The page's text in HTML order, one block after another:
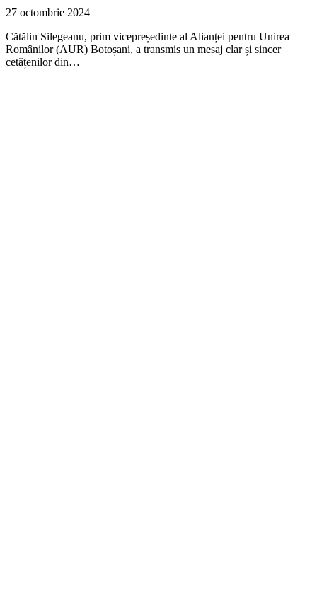
27 octombrie 2024
Cătălin Silegeanu, prim vicepreședinte al Alianței pentru Unirea
Românilor (AUR) Botoșani, a transmis un mesaj clar și sincer
cetățenilor din…